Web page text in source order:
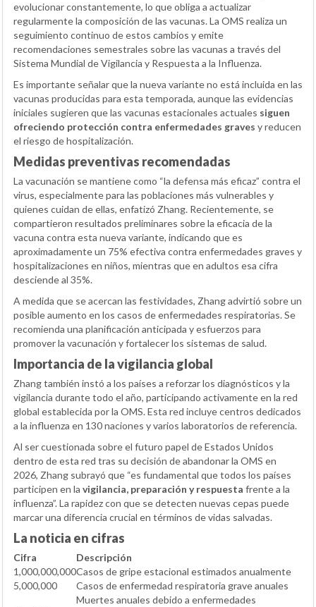
evolucionar constantemente, lo que obliga a actualizar
regularmente la composición de las vacunas. La OMS realiza un
seguimiento continuo de estos cambios y emite
recomendaciones semestrales sobre las vacunas a través del
Sistema Mundial de Vigilancia y Respuesta a la Influenza.
Es importante señalar que la nueva variante no está incluida en las
vacunas producidas para esta temporada, aunque las evidencias
iniciales sugieren que las vacunas estacionales actuales siguen
ofreciendo protección contra enfermedades graves y reducen
el riesgo de hospitalización.
Medidas preventivas recomendadas
La vacunación se mantiene como “la defensa más eficaz” contra el
virus, especialmente para las poblaciones más vulnerables y
quienes cuidan de ellas, enfatizó Zhang. Recientemente, se
compartieron resultados preliminares sobre la eficacia de la
vacuna contra esta nueva variante, indicando que es
aproximadamente un 75% efectiva contra enfermedades graves y
hospitalizaciones en niños, mientras que en adultos esa cifra
desciende al 35%.
A medida que se acercan las festividades, Zhang advirtió sobre un
posible aumento en los casos de enfermedades respiratorias. Se
recomienda una planificación anticipada y esfuerzos para
promover la vacunación y fortalecer los sistemas de salud.
Importancia de la vigilancia global
Zhang también instó a los países a reforzar los diagnósticos y la
vigilancia durante todo el año, participando activamente en la red
global establecida por la OMS. Esta red incluye centros dedicados
a la influenza en 130 naciones y varios laboratorios de referencia.
Al ser cuestionada sobre el futuro papel de Estados Unidos
dentro de esta red tras su decisión de abandonar la OMS en
2026, Zhang subrayó que “es fundamental que todos los países
participen en la vigilancia, preparación y respuesta frente a la
influenza”. La rapidez con que se detecten nuevas cepas puede
marcar una diferencia crucial en términos de vidas salvadas.
La noticia en cifras
Cifra
Descripción
1,000,000,000Casos de gripe estacional estimados anualmente
5,000,000
Casos de enfermedad respiratoria grave anuales
Muertes anuales debido a enfermedades